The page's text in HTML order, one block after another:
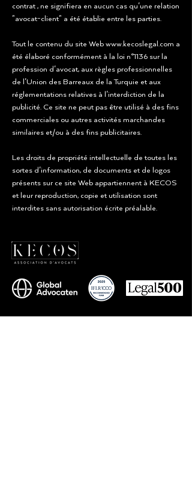
contrat , ne signifiera en aucun cas qu'une relation
"avocat-client" a été établie entre les parties.
Tout le contenu du site Web www.kecoslegal.com a
été élaboré conformément à la loi n°1136 sur la
profession d'avocat, aux règles professionnelles
de l'Union des Barreaux de la Turquie et aux
réglementations relatives à l'interdiction de la
publicité. Ce site ne peut pas être utilisé à des fins
commerciales ou autres activités marchandes
similaires et/ou à des fins publicitaires.
Les droits de propriété intellectuelle de toutes les
sortes d'information, de documents et de logos
présents sur ce site Web appartiennent à KECOS
et leur reproduction, copie et utilisation sont
interdites sans autorisation écrite préalable.